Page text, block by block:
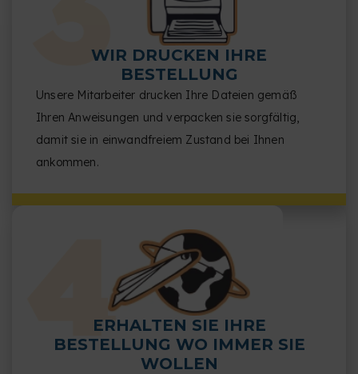
WIR DRUCKEN IHRE
BESTELLUNG
Unsere Mitarbeiter drucken Ihre Dateien gemäß
Ihren Anweisungen und verpacken sie sorgfältig,
damit sie in einwandfreiem Zustand bei Ihnen
ankommen.
ERHALTEN SIE IHRE
BESTELLUNG WO IMMER SIE
WOLLEN